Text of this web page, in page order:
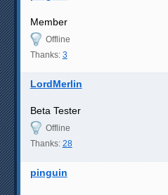
Member
Offline
Thanks: 3
LordMerlin
Beta Tester
Offline
Thanks: 28
pinguin